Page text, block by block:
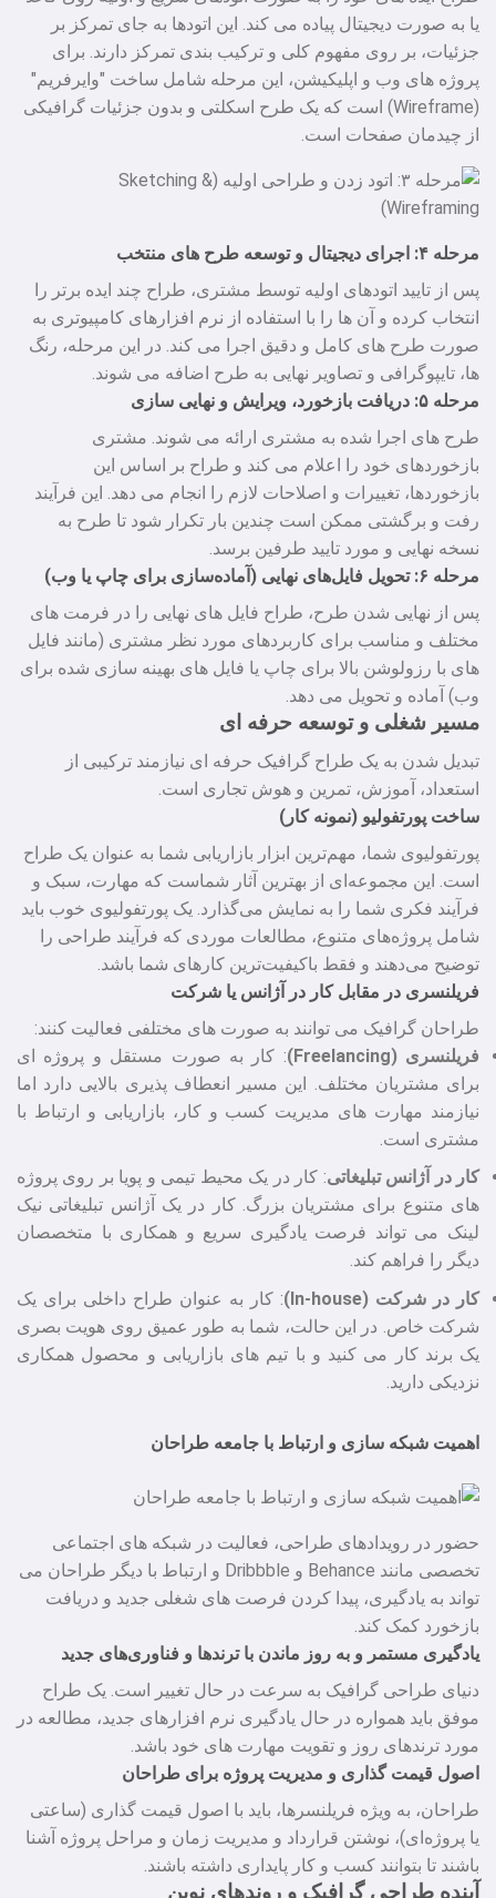
یا به صورت دیجیتال پیاده می‌ کند. این اتودها به جای تمرکز بر
جزئیات، بر روی مفهوم کلی و ترکیب‌ بندی تمرکز دارند. برای
پروژه‌ های وب و اپلیکیشن، این مرحله شامل ساخت "وایرفریم"
(Wireframe) است که یک طرح اسکلتی و بدون جزئیات گرافیکی
از چیدمان صفحات است.
مرحله ۴: اجرای دیجیتال و توسعه طرح‌ های منتخب
پس از تایید اتودهای اولیه توسط مشتری، طراح چند ایده برتر را
انتخاب کرده و آن‌ ها را با استفاده از نرم‌ افزارهای کامپیوتری به
صورت طرح‌ های کامل و دقیق اجرا می‌ کند. در این مرحله، رنگ‌
ها، تایپوگرافی و تصاویر نهایی به طرح اضافه می‌ شوند.
مرحله ۵: دریافت بازخورد، ویرایش و نهایی‌ سازی
طرح‌ های اجرا شده به مشتری ارائه می‌ شوند. مشتری
بازخوردهای خود را اعلام می‌ کند و طراح بر اساس این
بازخوردها، تغییرات و اصلاحات لازم را انجام می‌ دهد. این فرآیند
رفت و برگشتی ممکن است چندین بار تکرار شود تا طرح به
نسخه نهایی و مورد تایید طرفین برسد.
مرحله ۶: تحویل فایل‌های نهایی (آماده‌سازی برای چاپ یا وب)
پس از نهایی شدن طرح، طراح فایل‌ های نهایی را در فرمت‌ های
مختلف و مناسب برای کاربردهای مورد نظر مشتری (مانند فایل‌
های با رزولوشن بالا برای چاپ یا فایل‌ های بهینه‌ سازی شده برای
وب) آماده و تحویل می‌ دهد.
مسیر شغلی و توسعه حرفه‌ ای
تبدیل شدن به یک طراح گرافیک حرفه‌ ای نیازمند ترکیبی از
استعداد، آموزش، تمرین و هوش تجاری است.
ساخت پورتفولیو (نمونه کار)
پورتفولیوی شما، مهم‌ترین ابزار بازاریابی شما به عنوان یک طراح
است. این مجموعه‌ای از بهترین آثار شماست که مهارت، سبک و
فرآیند فکری شما را به نمایش می‌گذارد. یک پورتفولیوی خوب باید
شامل پروژه‌های متنوع، مطالعات موردی که فرآیند طراحی را
توضیح می‌دهند و فقط باکیفیت‌ترین کارهای شما باشد.
فریلنسری در مقابل کار در آژانس یا شرکت
طراحان گرافیک می‌ توانند به صورت‌ های مختلفی فعالیت کنند:
فریلنسری (Freelancing)
: کار به صورت مستقل و پروژه‌ ای
برای مشتریان مختلف. این مسیر انعطاف‌ پذیری بالایی دارد اما
نیازمند مهارت‌ های مدیریت کسب‌ و کار، بازاریابی و ارتباط با
مشتری است.
کار در آژانس تبلیغاتی: کار در یک محیط تیمی و پویا بر روی پروژه‌
های متنوع برای مشتریان بزرگ. کار در یک آژانس تبلیغاتی نیک
لینک می‌ تواند فرصت یادگیری سریع و همکاری با متخصصان
دیگر را فراهم کند.
کار در شرکت (In-house)
: کار به عنوان طراح داخلی برای یک
شرکت خاص. در این حالت، شما به طور عمیق روی هویت بصری
یک برند کار می‌ کنید و با تیم‌ های بازاریابی و محصول همکاری
نزدیکی دارید.
اهمیت شبکه‌ سازی و ارتباط با جامعه طراحان
حضور در رویدادهای طراحی، فعالیت در شبکه‌ های اجتماعی
تخصصی مانند Behance و Dribbble و ارتباط با دیگر طراحان می‌
تواند به یادگیری، پیدا کردن فرصت‌ های شغلی جدید و دریافت
بازخورد کمک کند.
یادگیری مستمر و به‌ روز ماندن با ترندها و فناوری‌های جدید
دنیای طراحی گرافیک به سرعت در حال تغییر است. یک طراح
موفق باید همواره در حال یادگیری نرم‌ افزارهای جدید، مطالعه در
مورد ترندهای روز و تقویت مهارت‌ های خود باشد.
اصول قیمت‌ گذاری و مدیریت پروژه برای طراحان
طراحان، به ویژه فریلنسرها، باید با اصول قیمت‌ گذاری (ساعتی
یا پروژه‌ای)، نوشتن قرارداد و مدیریت زمان و مراحل پروژه آشنا
باشند تا بتوانند کسب‌ و کار پایداری داشته باشند.
آینده طراحی گرافیک و روندهای نوین